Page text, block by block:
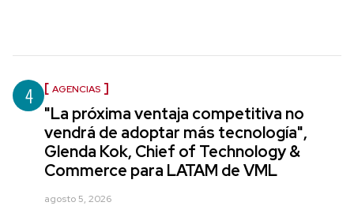
4 AGENCIAS
"La próxima ventaja competitiva no
vendrá de adoptar más tecnología",
Glenda Kok, Chief of Technology &
Commerce para LATAM de VML
agosto 5, 2026